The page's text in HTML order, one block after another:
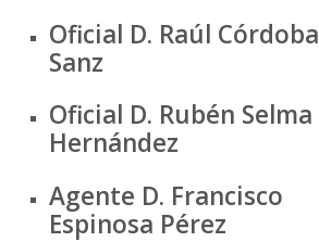
Oficial D. Raúl Córdoba
Sanz
Oficial D. Rubén Selma
Hernández
Agente D. Francisco
Espinosa Pérez